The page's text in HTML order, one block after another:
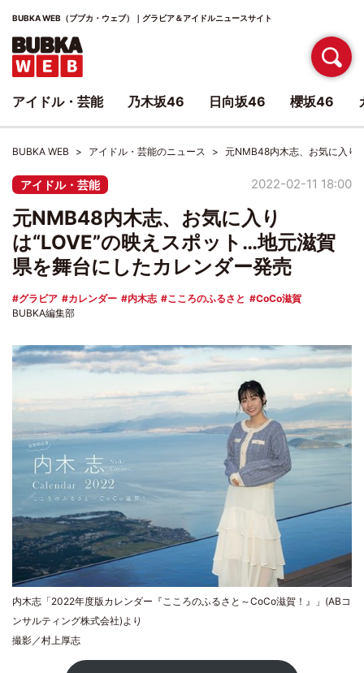
BUBKA WEB（ブブカ・ウェブ）｜グラビア＆アイドルニュースサイト
BUBKA WEB アイドル・芸能のニュース 元NMB48内木志、お気に入り
アイドル・芸能 2022-02-11 18:00
元NMB48内木志、お気に入り
は“LOVE”の映えスポット…地元滋賀
県を舞台にしたカレンダー発売
グラビア カレンダー 内木志 こころのふるさと
CoCo滋賀
BUBKA編集部
内木志「2022年度版カレンダー『こころのふるさと～CoCo滋賀！』」(ABコ
ンサルティング株式会社)より
撮影／村上厚志
アイドル・芸能 乃木坂46 日向坂46 櫻坂46